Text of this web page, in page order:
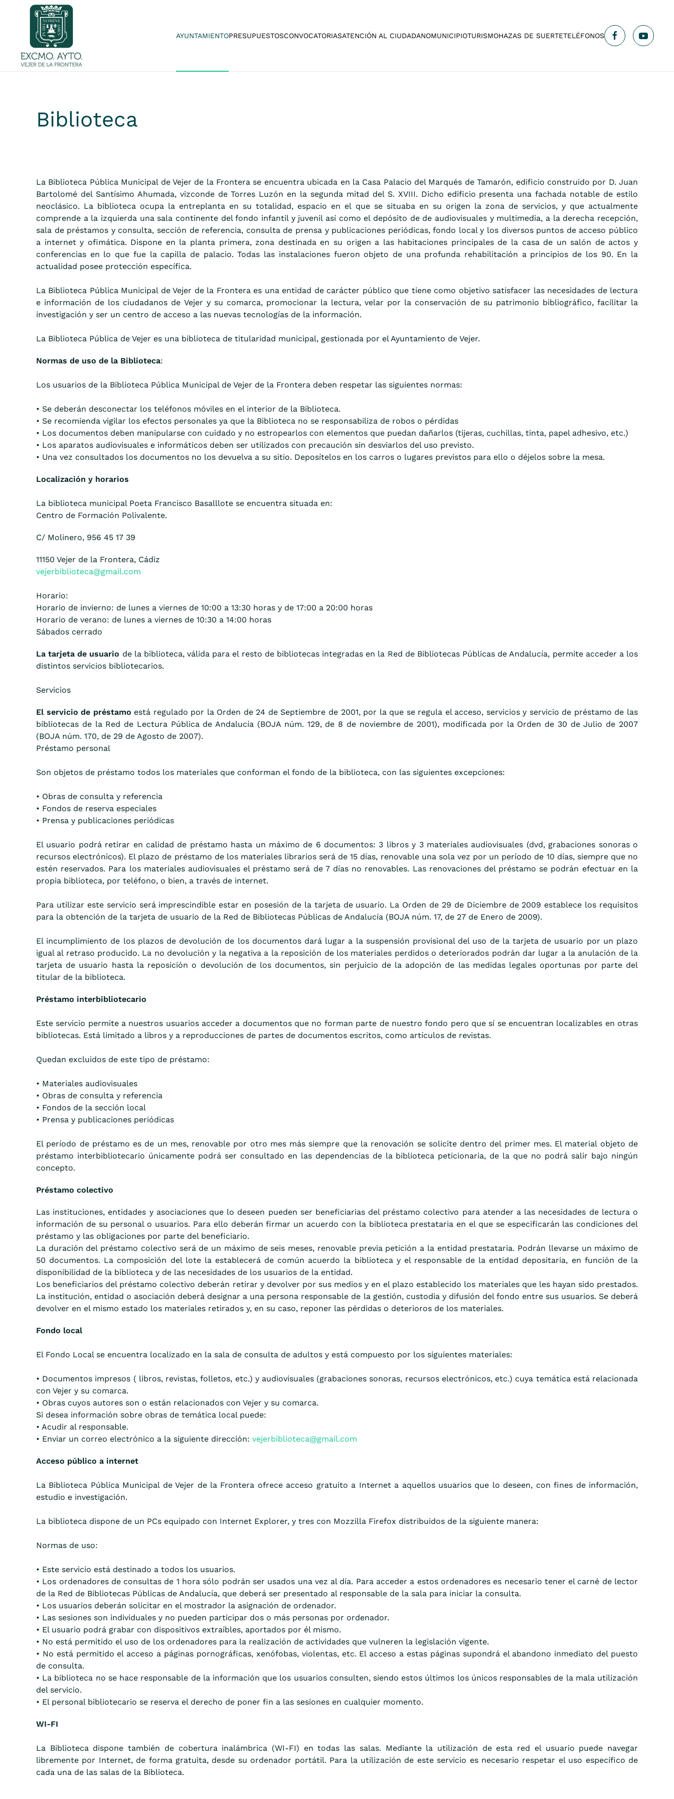
Skip to main content
AYUNTAMIENTOPRESUPUESTOSCONVOCATORIASATENCIÓN AL CIUDADANOMUNICIPIOTURISMOHAZAS DE SUERTETELÉFONOS
Biblioteca
La Biblioteca Pública Municipal de Vejer de la Frontera se encuentra ubicada en la Casa Palacio del Marqués de Tamarón, edificio construido por D. Juan
Bartolomé del Santísimo Ahumada, vizconde de Torres Luzón en la segunda mitad del S. XVIII. Dicho edificio presenta una fachada notable de estilo
neoclásico. La biblioteca ocupa la entreplanta en su totalidad, espacio en el que se situaba en su origen la zona de servicios, y que actualmente
comprende a la izquierda una sala continente del fondo infantil y juvenil así como el depósito de de audiovisuales y multimedia, a la derecha recepción,
sala de préstamos y consulta, sección de referencia, consulta de prensa y publicaciones periódicas, fondo local y los diversos puntos de acceso público
a internet y ofimática. Dispone en la planta primera, zona destinada en su origen a las habitaciones principales de la casa de un salón de actos y
conferencias en lo que fue la capilla de palacio. Todas las instalaciones fueron objeto de una profunda rehabilitación a principios de los 90. En la
actualidad posee protección específica.
La Biblioteca Pública Municipal de Vejer de la Frontera es una entidad de carácter público que tiene como objetivo satisfacer las necesidades de lectura
e información de los ciudadanos de Vejer y su comarca, promocionar la lectura, velar por la conservación de su patrimonio bibliográfico, facilitar la
investigación y ser un centro de acceso a las nuevas tecnologías de la información.
La Biblioteca Pública de Vejer es una biblioteca de titularidad municipal, gestionada por el Ayuntamiento de Vejer.
Normas de uso de la Biblioteca:
Los usuarios de la Biblioteca Pública Municipal de Vejer de la Frontera deben respetar las siguientes normas:
• Se deberán desconectar los teléfonos móviles en el interior de la Biblioteca.
• Se recomienda vigilar los efectos personales ya que la Biblioteca no se responsabiliza de robos o pérdidas
• Los documentos deben manipularse con cuidado y no estropearlos con elementos que puedan dañarlos (tijeras, cuchillas, tinta, papel adhesivo, etc.)
• Los aparatos audiovisuales e informáticos deben ser utilizados con precaución sin desviarlos del uso previsto.
• Una vez consultados los documentos no los devuelva a su sitio. Deposítelos en los carros o lugares previstos para ello o déjelos sobre la mesa.
Localización y horarios
La biblioteca municipal Poeta Francisco Basalllote se encuentra situada en:
Centro de Formación Polivalente.
C/ Molinero, 956 45 17 39
11150 Vejer de la Frontera, Cádiz
vejerbiblioteca@gmail.com
Horario:
Horario de invierno: de lunes a viernes de 10:00 a 13:30 horas y de 17:00 a 20:00 horas
Horario de verano: de lunes a viernes de 10:30 a 14:00 horas
Sábados cerrado
La tarjeta de usuario de la biblioteca, válida para el resto de bibliotecas integradas en la Red de Bibliotecas Públicas de Andalucía, permite acceder a los
distintos servicios bibliotecarios.
Servicios
El servicio de préstamo está regulado por la Orden de 24 de Septiembre de 2001, por la que se regula el acceso, servicios y servicio de préstamo de las
bibliotecas de la Red de Lectura Pública de Andalucía (BOJA núm. 129, de 8 de noviembre de 2001), modificada por la Orden de 30 de Julio de 2007
(BOJA núm. 170, de 29 de Agosto de 2007).
Préstamo personal
Son objetos de préstamo todos los materiales que conforman el fondo de la biblioteca, con las siguientes excepciones:
• Obras de consulta y referencia
• Fondos de reserva especiales
• Prensa y publicaciones periódicas
El usuario podrá retirar en calidad de préstamo hasta un máximo de 6 documentos: 3 libros y 3 materiales audiovisuales (dvd, grabaciones sonoras o
recursos electrónicos). El plazo de préstamo de los materiales librarios será de 15 días, renovable una sola vez por un período de 10 días, siempre que no
estén reservados. Para los materiales audiovisuales el préstamo será de 7 días no renovables. Las renovaciones del préstamo se podrán efectuar en la
propia biblioteca, por teléfono, o bien, a través de internet.
Para utilizar este servicio será imprescindible estar en posesión de la tarjeta de usuario. La Orden de 29 de Diciembre de 2009 establece los requisitos
para la obtención de la tarjeta de usuario de la Red de Bibliotecas Públicas de Andalucía (BOJA núm. 17, de 27 de Enero de 2009).
El incumplimiento de los plazos de devolución de los documentos dará lugar a la suspensión provisional del uso de la tarjeta de usuario por un plazo
igual al retraso producido. La no devolución y la negativa a la reposición de los materiales perdidos o deteriorados podrán dar lugar a la anulación de la
tarjeta de usuario hasta la reposición o devolución de los documentos, sin perjuicio de la adopción de las medidas legales oportunas por parte del
titular de la biblioteca.
Préstamo interbibliotecario
Este servicio permite a nuestros usuarios acceder a documentos que no forman parte de nuestro fondo pero que sí se encuentran localizables en otras
bibliotecas. Está limitado a libros y a reproducciones de partes de documentos escritos, como artículos de revistas.
Quedan excluidos de este tipo de préstamo:
• Materiales audiovisuales
• Obras de consulta y referencia
• Fondos de la sección local
• Prensa y publicaciones periódicas
El período de préstamo es de un mes, renovable por otro mes más siempre que la renovación se solicite dentro del primer mes. El material objeto de
préstamo interbibliotecario únicamente podrá ser consultado en las dependencias de la biblioteca peticionaria, de la que no podrá salir bajo ningún
concepto.
Préstamo colectivo
Las instituciones, entidades y asociaciones que lo deseen pueden ser beneficiarias del préstamo colectivo para atender a las necesidades de lectura o
información de su personal o usuarios. Para ello deberán firmar un acuerdo con la biblioteca prestataria en el que se especificarán las condiciones del
préstamo y las obligaciones por parte del beneficiario.
La duración del préstamo colectivo será de un máximo de seis meses, renovable previa petición a la entidad prestataria. Podrán llevarse un máximo de
50 documentos. La composición del lote la establecerá de común acuerdo la biblioteca y el responsable de la entidad depositaria, en función de la
disponibilidad de la biblioteca y de las necesidades de los usuarios de la entidad.
Los beneficiarios del préstamo colectivo deberán retirar y devolver por sus medios y en el plazo establecido los materiales que les hayan sido prestados.
La institución, entidad o asociación deberá designar a una persona responsable de la gestión, custodia y difusión del fondo entre sus usuarios. Se deberá
devolver en el mismo estado los materiales retirados y, en su caso, reponer las pérdidas o deterioros de los materiales.
Fondo local
El Fondo Local se encuentra localizado en la sala de consulta de adultos y está compuesto por los siguientes materiales:
• Documentos impresos ( libros, revistas, folletos, etc.) y audiovisuales (grabaciones sonoras, recursos electrónicos, etc.) cuya temática está relacionada
con Vejer y su comarca.
• Obras cuyos autores son o están relacionados con Vejer y su comarca.
Si desea información sobre obras de temática local puede:
• Acudir al responsable.
• Enviar un correo electrónico a la siguiente dirección: vejerbiblioteca@gmail.com
Acceso público a internet
La Biblioteca Pública Municipal de Vejer de la Frontera ofrece acceso gratuito a Internet a aquellos usuarios que lo deseen, con fines de información,
estudio e investigación.
La biblioteca dispone de un PCs equipado con Internet Explorer, y tres con Mozzilla Firefox distribuidos de la siguiente manera:
Normas de uso:
• Este servicio está destinado a todos los usuarios.
• Los ordenadores de consultas de 1 hora sólo podrán ser usados una vez al día. Para acceder a estos ordenadores es necesario tener el carné de lector
de la Red de Bibliotecas Públicas de Andalucía, que deberá ser presentado al responsable de la sala para iniciar la consulta.
• Los usuarios deberán solicitar en el mostrador la asignación de ordenador.
• Las sesiones son individuales y no pueden participar dos o más personas por ordenador.
• El usuario podrá grabar con dispositivos extraíbles, aportados por él mismo.
• No está permitido el uso de los ordenadores para la realización de actividades que vulneren la legislación vigente.
• No está permitido el acceso a páginas pornográficas, xenófobas, violentas, etc. El acceso a estas páginas supondrá el abandono inmediato del puesto
de consulta.
• La biblioteca no se hace responsable de la información que los usuarios consulten, siendo estos últimos los únicos responsables de la mala utilización
del servicio.
• El personal bibliotecario se reserva el derecho de poner fin a las sesiones en cualquier momento.
WI-FI
La Biblioteca dispone también de cobertura inalámbrica (WI-FI) en todas las salas. Mediante la utilización de esta red el usuario puede navegar
libremente por Internet, de forma gratuita, desde su ordenador portátil. Para la utilización de este servicio es necesario respetar el uso específico de
cada una de las salas de la Biblioteca.